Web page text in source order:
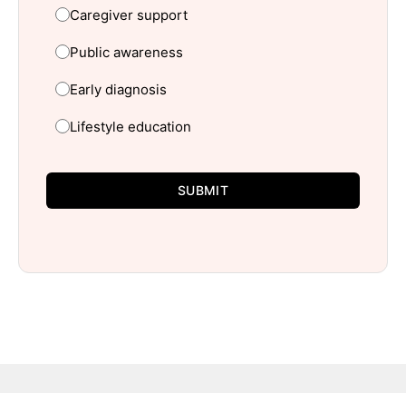
Caregiver support
Public awareness
Early diagnosis
Lifestyle education
SUBMIT